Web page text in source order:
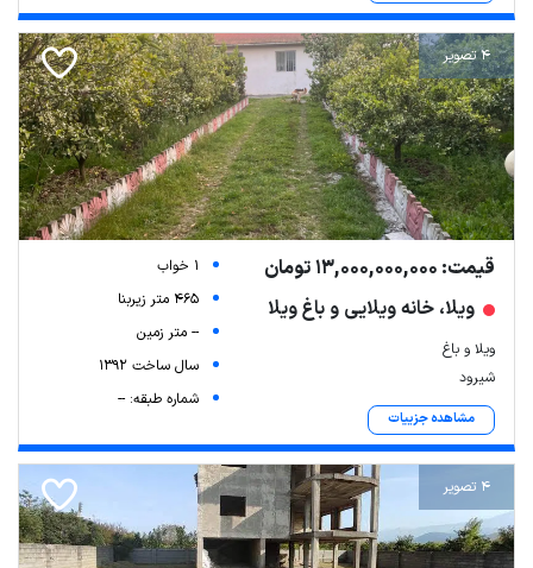
4 تصویر
قیمت: 13,000,000,000 تومان
ویلا، خانه ویلایی و باغ ویلا
ویلا و باغ
شیرود
مشاهده جزییات
1 خواب
465 متر زیربنا
-- متر زمین
سال ساخت 1392
شماره طبقه: --
4 تصویر